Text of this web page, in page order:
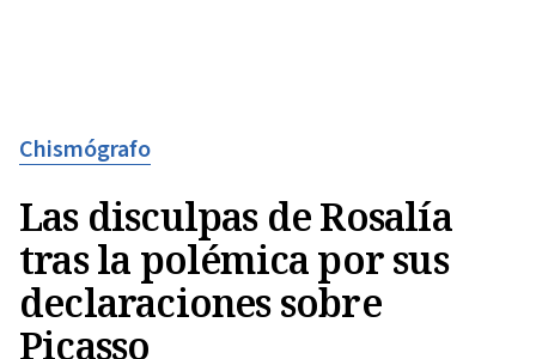
Chismógrafo
Las disculpas de Rosalía
tras la polémica por sus
declaraciones sobre
Picasso